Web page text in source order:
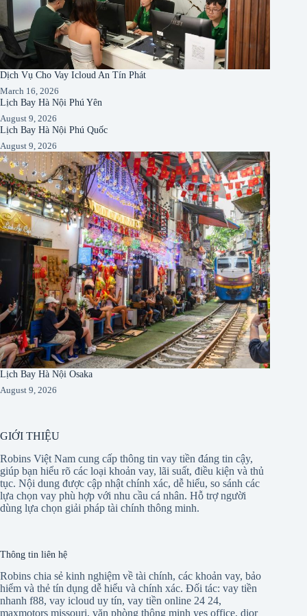
Dịch Vụ Cho Vay Icloud An Tín Phát
March 16, 2026
Lịch Bay Hà Nội Phú Yên
August 9, 2026
Lịch Bay Hà Nội Phú Quốc
August 9, 2026
Lịch Bay Hà Nội Osaka
August 9, 2026
GIỚI THIỆU
Robins Việt Nam cung cấp thông tin vay tiền đáng tin cậy,
giúp bạn hiểu rõ các loại khoản vay, lãi suất, điều kiện và thủ
tục. Nội dung được cập nhật chính xác, dễ hiểu, so sánh các
lựa chọn vay phù hợp với nhu cầu cá nhân. Hỗ trợ người
dùng lựa chọn giải pháp tài chính thông minh.
Thông tin liên hệ
Robins chia sẻ kinh nghiệm về tài chính, các khoản vay, bảo
hiểm và thẻ tín dụng dễ hiểu và chính xác. Đối tác: vay tiền
nhanh f88, vay icloud uy tín, vay tiền online 24 24,
maxmotors missouri, văn phòng thông minh yes office, dior